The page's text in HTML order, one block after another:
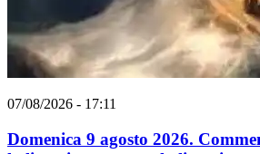
07/08/2026 - 17:11
Domenica 9 agosto 2026.